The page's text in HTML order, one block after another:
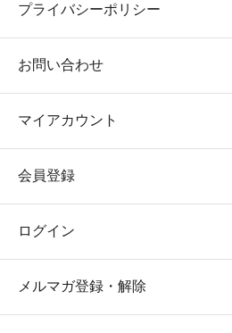
プライバシーポリシー
お問い合わせ
マイアカウント
会員登録
ログイン
メルマガ登録・解除